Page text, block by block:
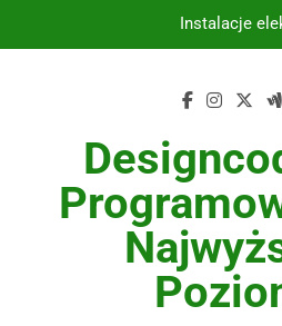
Instalacje
Żaluzje
Instalacje
Wysokiej jakości